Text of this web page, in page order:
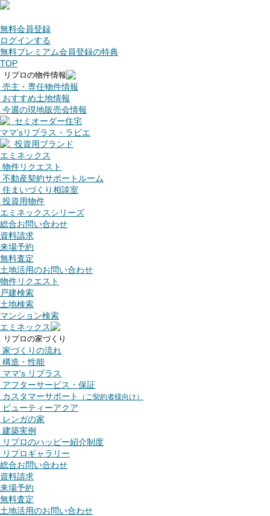
無料会員登録
ログインする
無料プレミアム会員登録の特典
TOP
リプロの物件情報
売主・専任物件情報
おすすめ土地情報
今週の現地販売会情報
セミオーダー住宅
ママ'sリプラス・ラビエ
投資用ブランド
エミネックス
物件リクエスト
不動産契約サポートルーム
住まいづくり相談室
投資用物件
エミネックスシリーズ
総合お問い合わせ
資料請求
来場予約
無料査定
土地活用のお問い合わせ
物件リクエスト
戸建検索
土地検索
マンション検索
エミネックス
リプロの家づくり
家づくりの流れ
構造・性能
ママ's リプラス
アフターサービス・保証
カスタマーサポート
（ご契約者様向け）
ビューティーアクア
レンガの家
建築実例
リプロのハッピー紹介制度
リプロギャラリー
総合お問い合わせ
資料請求
来場予約
無料査定
土地活用のお問い合わせ